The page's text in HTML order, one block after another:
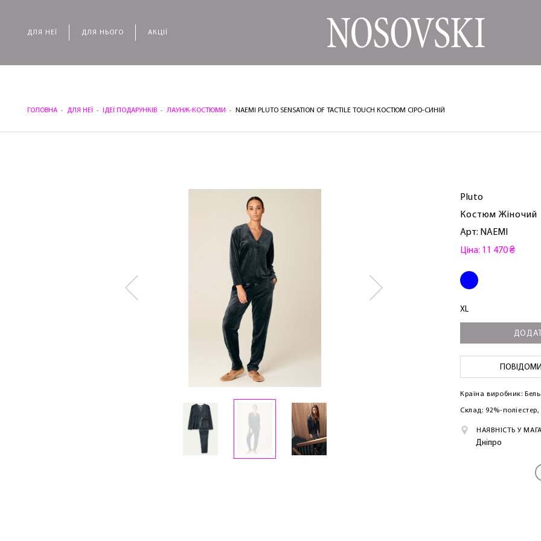
ДЛЯ НЕЇ ДЛЯ НЬОГО АКЦІЇ
ГОЛОВНА ДЛЯ НЕЇ ІДЕЇ ПОДАРУНКІВ ЛАУНЖ-КОСТЮМИ NAEMI PLUTO SENSATION OF TACTILE TOUCH КОСТЮМ СІРО-СИНІЙ
Pluto
Костюм Жіночий
Арт: NAEMI
Ціна: 11 470 ₴
XL
Країна виробник:
Склад: 92%-
НАЯВНІСТЬ У
Дніпро
ЛАСКАВО ПРОСИМО ДО NOSOVSKI.COM! ПРИЙМІТЬ ВІД